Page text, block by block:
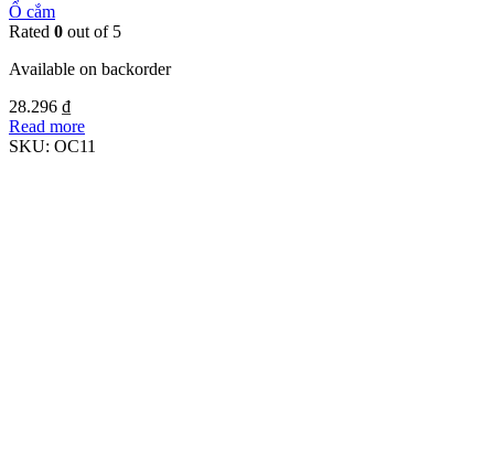
Ổ cắm
Rated 0 out of 5
Available on backorder
28.296 ₫
Read more
SKU: OC11